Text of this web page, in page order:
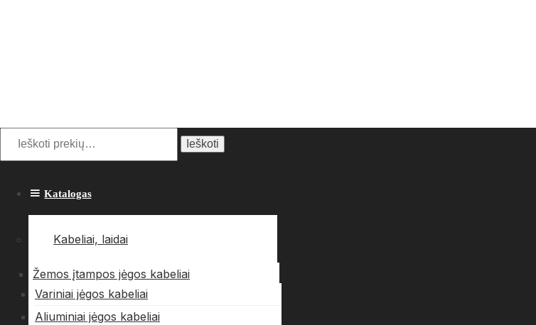
Ieškoti:
Ieškoti
Katalogas
Kabeliai, laidai
Žemos įtampos jėgos kabeliai
Variniai jėgos kabeliai
Aliuminiai jėgos kabeliai